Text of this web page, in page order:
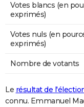
Votes blancs (en
exprimés)
Votes nuls (en
exprimés)
Nombre de votants
Le résultat de
connu. Emmanuel